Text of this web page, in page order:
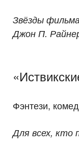
Звёзды
Джон П.
Фэнтези,
Для всех, кто